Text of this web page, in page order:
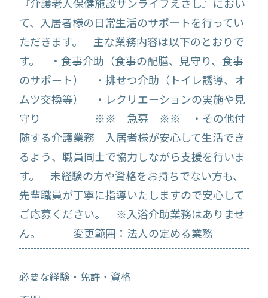
『介護老人保健施設サンライフえさし』におい
て、入居者様の日常生活のサポートを行ってい
ただきます。 主な業務内容は以下のとおりで
す。 ・食事介助（食事の配膳、見守り、食事
のサポート） ・排せつ介助（トイレ誘導、オ
ムツ交換等） ・レクリエーションの実施や見
守り ※※ 急募 ※※ ・その他付
随する介護業務 入居者様が安心して生活でき
るよう、職員同士で協力しながら支援を行いま
す。 未経験の方や資格をお持ちでない方も、
先輩職員が丁寧に指導いたしますので安心して
ご応募ください。 ※入浴介助業務はありませ
ん。 変更範囲：法人の定める業務
必要な経験・免許・資格